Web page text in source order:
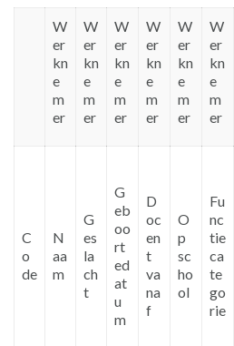
W
er
kn
e
m
er
W
er
kn
e
m
er
W
er
kn
e
m
er
W
er
kn
e
m
er
W
er
kn
e
m
er
W
er
kn
e
m
er
C
o
de
N
aa
m
G
es
la
ch
t
G
eb
oo
rt
ed
at
u
m
D
oc
en
t
va
na
f
O
p
sc
ho
ol
Fu
nc
tie
ca
te
go
rie